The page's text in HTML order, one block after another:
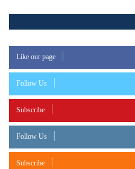
Like our page
Follow Us
Subscribe
Follow Us
Subscribe